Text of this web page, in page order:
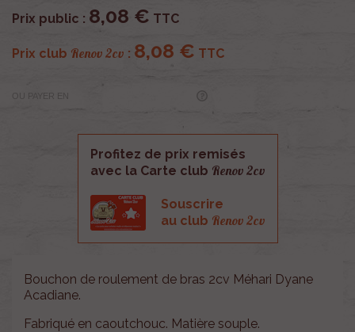
Prix public : 8,08 € TTC
Prix club Renov 2cv : 8,08 € TTC
OU PAYER EN
Profitez de prix remisés
avec la Carte club Renov 2cv
Souscrire
au club Renov 2cv
Bouchon de roulement de bras 2cv Méhari Dyane
Acadiane.
Fabriqué en caoutchouc. Matière souple.